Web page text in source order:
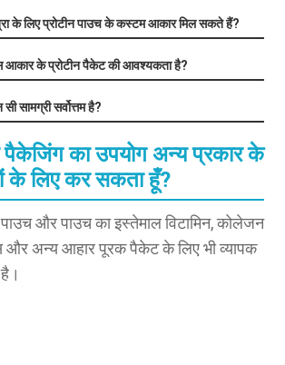
के लिए प्रोटीन पाउच के कस्टम आकार मिल सकते हैं?
के प्रोटीन पैकेट की आवश्यकता है?
सामग्री सर्वोत्तम है?
का उपयोग अन्य प्रकार के
के लिए कर सकता हूँ?
पाउच और पाउच का इस्तेमाल विटामिन, कोलेजन
अन्य आहार पूरक पैकेट के लिए भी व्यापक